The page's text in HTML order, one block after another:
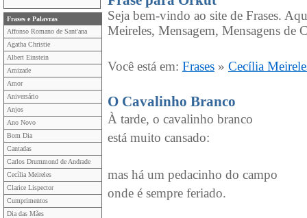
Frases e Palavras
Affonso Romano de Sant'ana
Agatha Christie
Albert Einstein
Amizade
Amor
Aniversário
Anjos
Ano Novo
Bom Dia
Cantadas
Carlos Drummond de Andrade
Cecília Meireles
Clarice Lispector
Cumprimentos
Dia das Mães
Seja bem-vindo ao site de Frases.
Meireles, Mensagem, Mensagens de
Você está em: Frases » Cecília
O Cavalinho Branco
À tarde, o cavalinho branco
está muito cansado:
mas há um pedacinho do campo
onde é sempre feriado.